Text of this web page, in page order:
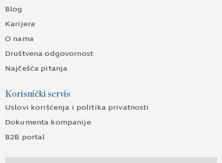
Blog
Karijera
O nama
Društvena odgovornost
Najčešća pitanja
Korisnički servis
Uslovi korišćenja i politika privatnosti
Dokumenta kompanije
B2B portal